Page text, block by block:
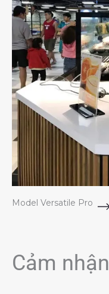
Model Versatile Pro
Cảm nhận